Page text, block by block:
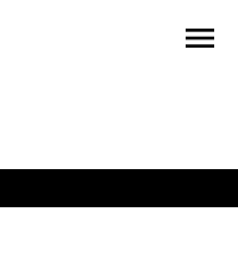
menu